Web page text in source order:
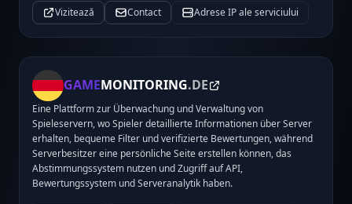
Vizitează Contact Adrese IP ale serviciului
GAMEMONITORING.DE
Eine Plattform zur Überwachung und Verwaltung von
Spieleservern, wo Spieler detaillierte Informationen über Server
erhalten, bequeme Filter und verifizierte Bewertungen, während
Serverbesitzer eine persönliche Seite erstellen können, das
Abstimmungssystem nutzen und Zugriff auf API,
Bewertungssystem und Serveranalytik haben.